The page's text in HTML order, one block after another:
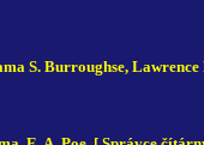
S. Burroughse,